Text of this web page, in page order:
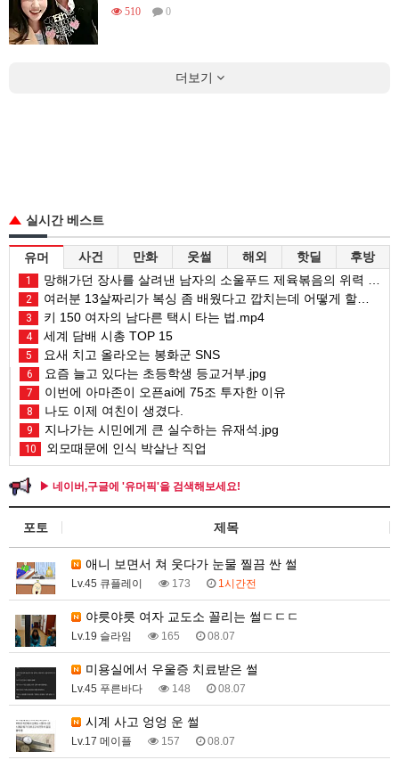
510
0
더보기
실시간 베스트
유머 사건 만화 웃썰 해외 핫딜 후방
1 망해가던 장사를 살려낸 남자의 소울푸드 제육볶음의 위력 ㅋㅋ
2 여러분 13살짜리가 복싱 좀 배웠다고 깝치는데 어떻게 할까요?
3 키 150 여자의 남다른 택시 타는 법.mp4
4 세계 담배 시총 TOP 15
5 요새 치고 올라오는 봉화군 SNS
6 요즘 늘고 있다는 초등학생 등교거부.jpg
7 이번에 아마존이 오픈ai에 75조 투자한 이유
8 나도 이제 여친이 생겼다.
9 지나가는 시민에게 큰 실수하는 유재석.jpg
10 외모때문에 인식 박살난 직업
▶ 네이버,구글에 '유머픽'을 검색해보세요!
포토 제목
애니 보면서 쳐 웃다가 눈물 찔끔 싼 썰
Lv.45 큐플레이 173 1시간전
야릇야릇 여자 교도소 꼴리는 썰ㄷㄷㄷ
Lv.19 슬라임 165 08.07
미용실에서 우울증 치료받은 썰
Lv.45 푸른바다 148 08.07
시계 사고 엉엉 운 썰
Lv.17 메이플 157 08.07